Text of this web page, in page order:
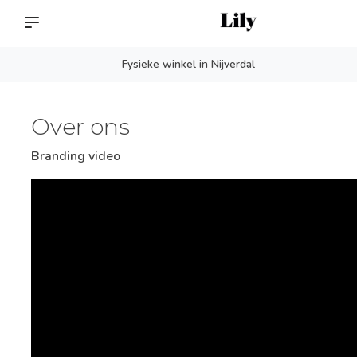
Fysieke winkel in Nijverdal
Over ons
Branding video